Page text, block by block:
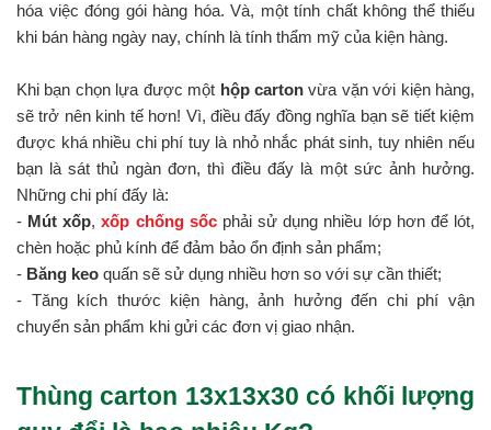
hóa việc đóng gói hàng hóa. Và, một tính chất không thể thiếu
khi bán hàng ngày nay, chính là tính thẩm mỹ của kiện hàng.
Khi bạn chọn lựa được một hộp cartonvừa vặn với kiện hàng,
sẽ trở nên kinh tế hơn! Vì, điều đấy đồng nghĩa bạn sẽ tiết kiệm
được khá nhiều chi phí tuy là nhỏ nhắc phát sinh, tuy nhiên nếu
bạn là sát thủ ngàn đơn, thì điều đấy là một sức ảnh hưởng.
Những chi phí đấy là:
- Mút xốp,xốp chống sốcphải sử dụng nhiều lớp hơn để lót,
chèn hoặc phủ kính để đảm bảo ổn định sản phẩm;
- Băng keo quấn sẽ sử dụng nhiều hơn so với sự cần thiết;
- Tăng kích thước kiện hàng, ảnh hưởng đến chi phí vận
chuyển sản phẩm khi gửi các đơn vị giao nhận.
Thùng carton 13x13x30 có khối lượng